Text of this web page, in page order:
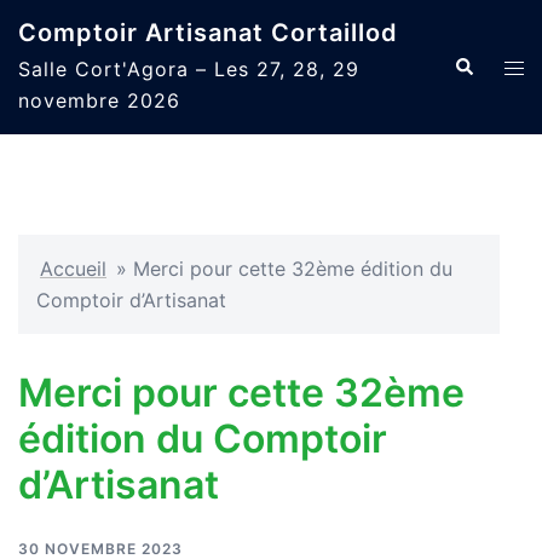
contenu
Comptoir Artisanat Cortaillod
Salle Cort'Agora – Les 27, 28, 29
novembre 2026
Accueil » Merci pour cette 32ème édition du
Comptoir d’Artisanat
Merci pour cette 32ème
édition du Comptoir
d’Artisanat
30 NOVEMBRE 2023